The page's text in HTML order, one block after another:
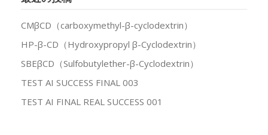
CMβCD（carboxymethyl-β-cyclodextrin）
HP-β-CD（Hydroxypropyl β-Cyclodextrin）
SBEβCD（Sulfobutylether-β-Cyclodextrin）
TEST AI SUCCESS FINAL 003
TEST AI FINAL REAL SUCCESS 001